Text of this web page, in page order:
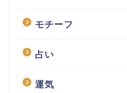
モチーフ
占い
運気